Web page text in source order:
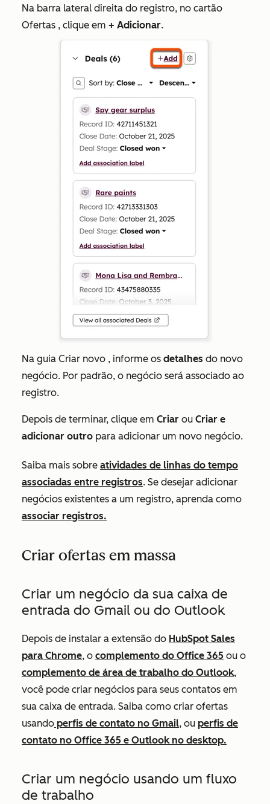
Na barra lateral direita do registro, no cartão
Ofertas , clique em + Adicionar.
Na guia Criar novo , informe os detalhes do novo
negócio. Por padrão, o negócio será associado ao
registro.
Depois de terminar, clique em Criar ou Criar e
adicionar outro para adicionar um novo negócio.
Saiba mais sobre atividades de linhas do tempo
associadas entre registros. Se desejar adicionar
negócios existentes a um registro, aprenda como
associar registros.
Criar ofertas em massa
Criar um negócio da sua caixa de
entrada do Gmail ou do Outlook
Depois de instalar a extensão do HubSpot Sales
para Chrome, o complemento do Office 365 ou o
complemento de área de trabalho do Outlook,
você pode criar negócios para seus contatos em
sua caixa de entrada. Saiba como criar ofertas
usando perfis de contato no Gmail, ou perfis de
contato no Office 365 e Outlook no desktop.
Criar um negócio usando um fluxo
de trabalho